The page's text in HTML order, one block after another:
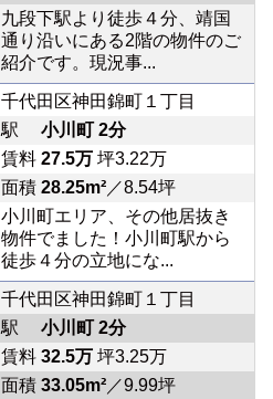
九段下駅より徒歩４分、靖国
通り沿いにある2階の物件のご
紹介です。現況事...
千代田区神田錦町１丁目
駅 小川町 2分
賃料 27.5万坪3.22万
面積 28.25m²／8.54坪
小川町エリア、その他居抜き
物件でました！小川町駅から
徒歩４分の立地にな...
千代田区神田錦町１丁目
駅 小川町 2分
賃料 32.5万坪3.25万
面積 33.05m²／9.99坪